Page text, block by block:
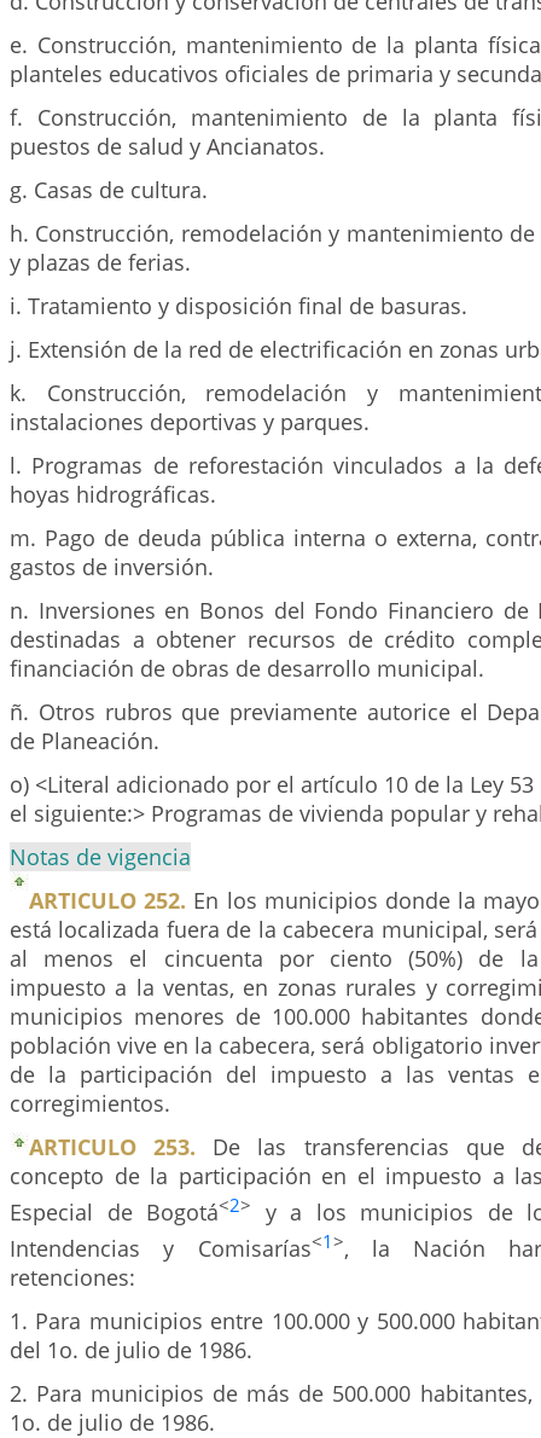
e. Construcción, mantenimiento de la planta
planteles educativos oficiales de primaria y
f. Construcción, mantenimiento de la planta
puestos de salud y Ancianatos.
g. Casas de cultura.
h. Construcción, remodelación y mantenimiento
y plazas de ferias.
i. Tratamiento y disposición final de basuras.
j. Extensión de la red de electrificación en zonas
k. Construcción, remodelación y
instalaciones deportivas y parques.
l. Programas de reforestación vinculados a la
hoyas hidrográficas.
m. Pago de deuda pública interna o externa,
gastos de inversión.
n. Inversiones en Bonos del Fondo Financiero de
destinadas a obtener recursos de crédito
financiación de obras de desarrollo municipal.
ñ. Otros rubros que previamente autorice el
de Planeación.
o) <Literal adicionado por el artículo 10 de la Ley 53
el siguiente:> Programas de vivienda popular y
Notas de vigencia
ARTICULO 252. En los municipios donde la
está localizada fuera de la cabecera municipal,
al menos el cincuenta por ciento (50%) de
impuesto a la ventas, en zonas rurales y
municipios menores de 100.000 habitantes
población vive en la cabecera, será obligatorio
de la participación del impuesto a las ventas
corregimientos.
ARTICULO 253. De las transferencias que
concepto de la participación en el impuesto a
Especial de Bogotá<2>
y a los municipios de
Intendencias y Comisarías<1>, la Nación
retenciones:
1. Para municipios entre 100.000 y 500.000
del 1o. de julio de 1986.
2. Para municipios de más de 500.000
1o. de julio de 1986.